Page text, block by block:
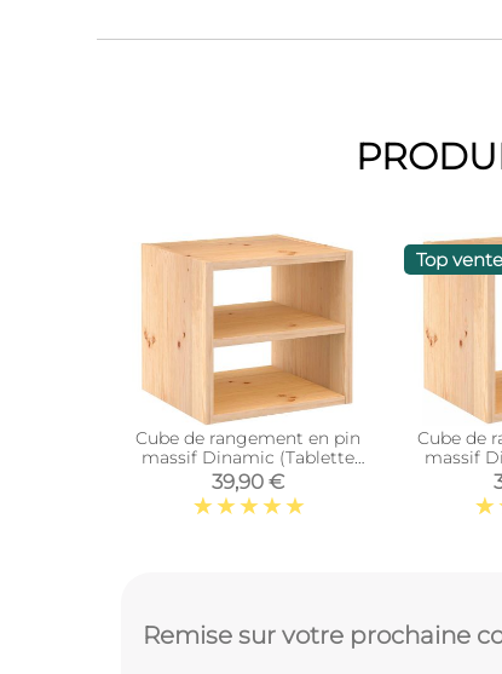
Cube de rangement en pin
massif Dinamic (Tablette
intermédiaire)
39,90 €
Top
Cube de
massif
Remise sur votre prochaine